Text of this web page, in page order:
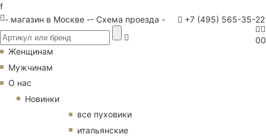
f
- магазин в Москве -- Схема проезда - +7 (495) 565-35-22
00
Женщинам
Мужчинам
О нас
Новинки
все пуховики
итальянские